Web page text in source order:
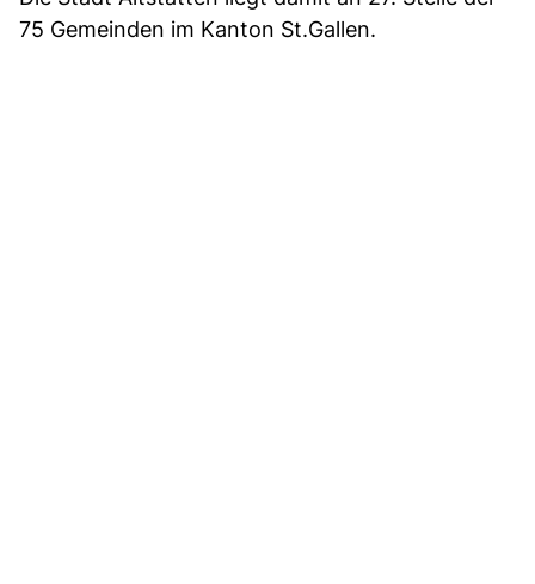
75 Gemeinden im Kanton St.Gallen.